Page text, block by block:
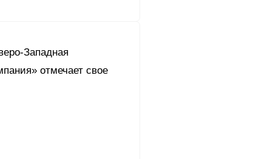
Западная
отмечает свое